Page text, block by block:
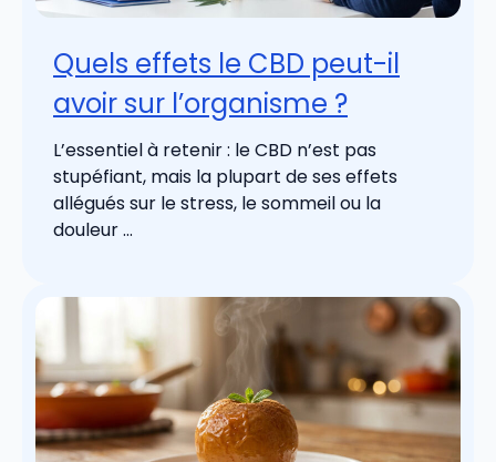
Quels effets le CBD peut-il
avoir sur l’organisme ?
L’essentiel à retenir : le CBD n’est pas
stupéfiant, mais la plupart de ses effets
allégués sur le stress, le sommeil ou la
douleur ...